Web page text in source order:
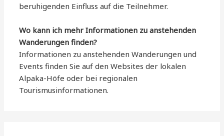
beruhigenden Einfluss auf die Teilnehmer.
Wo kann ich mehr Informationen zu anstehenden
Wanderungen finden?
Informationen zu anstehenden Wanderungen und
Events finden Sie auf den Websites der lokalen
Alpaka-Höfe oder bei regionalen
Tourismusinformationen.